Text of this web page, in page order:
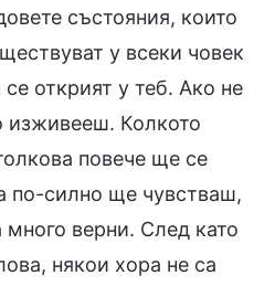
състояния, които
у всеки човек
открият у теб. Ако не
изживееш. Колкото
повече ще се
по-силно ще чувстваш,
верни. След като
някои хора не са